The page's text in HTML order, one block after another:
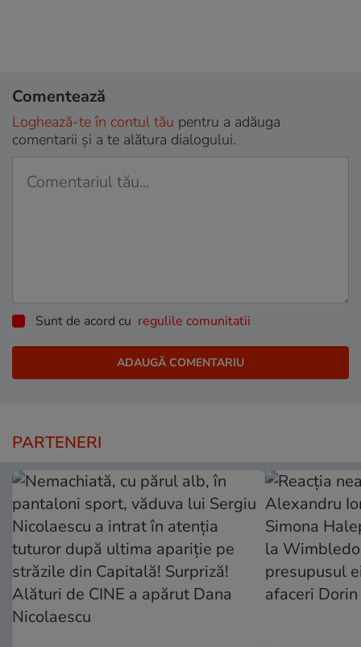
Comentează
Loghează-te în contul tău pentru a adăuga
comentarii și a te alătura dialogului.
Sunt de acord cu regulile comunitatii
PARTENERI